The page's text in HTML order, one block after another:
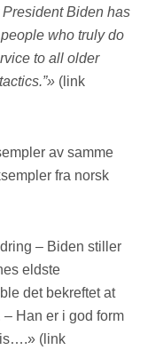
Biden has
who truly do
to all older
(link
av samme
fra norsk
– Biden stiller
eldste
det bekreftet at
Han er i god form
(link